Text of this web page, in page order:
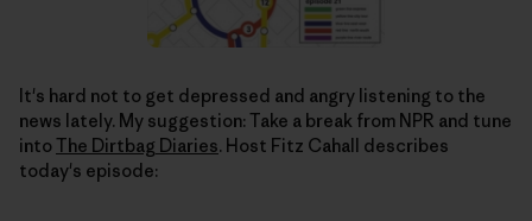
It's hard not to get depressed and angry listening to the
news lately. My suggestion: Take a break from NPR and tune
intoThe Dirtbag Diaries. Host Fitz Cahall describes
today's episode: